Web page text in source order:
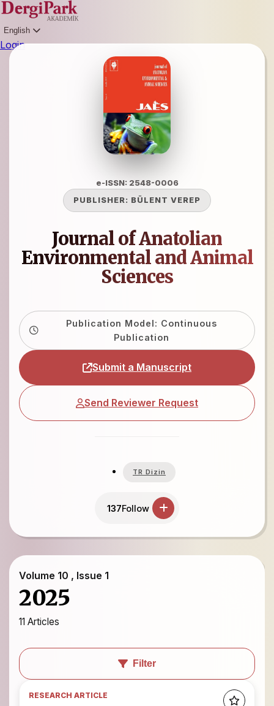
English
Login
e-ISSN: 2548-0006
PUBLISHER: BÜLENT VEREP
Journal of Anatolian
Environmental and Animal
Sciences
Publication Model: Continuous
Publication
Submit a Manuscript
Send Reviewer Request
TR Dizin
137Follow
Volume 10 , Issue 1
2025
11 Articles
Filter
RESEARCH ARTICLE